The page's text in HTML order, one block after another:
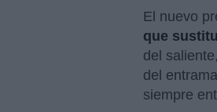
El nuevo
que
del
del
siempre